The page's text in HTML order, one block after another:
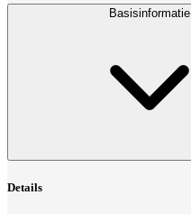
Basisinformatie
Details